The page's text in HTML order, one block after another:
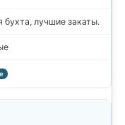
лучшие закаты.